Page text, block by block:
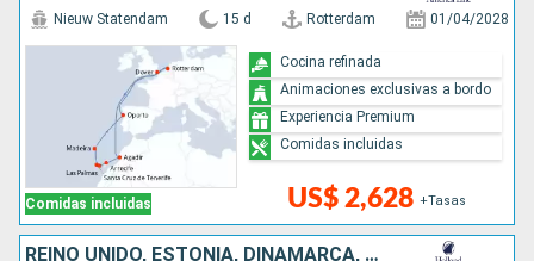
Comidas incluidas
Nieuw Statendam 15 d Rotterdam 01/04/2028
US$ 2,628 +Tasas
Cocina refinada
Animaciones exclusivas a bordo
Experiencia Premium
Comidas incluidas
REINO UNIDO, ESTONIA, DINAMARCA, PAISES BAJOS, MARRUECOS, SUECIA, ALEMANIA, PORTUGAL, FINLANDIA